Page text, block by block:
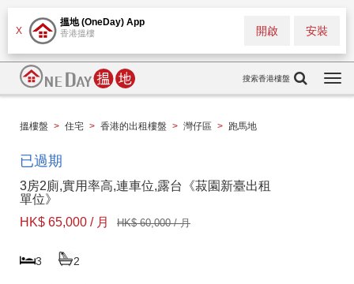
X
搵地 (OneDay) App
香港搵樓 安裝
開啟
搜索香港樓盤
搵樓盤 > 住宅 > 香港的出租樓盤 > 灣仔區 > 跑馬地
已過期
3房2廁,實用率高,連車位,露台《菽園新臺出租
單位》
HK$ 65,000 / 月
HK$ 60,000 / 月
3 2